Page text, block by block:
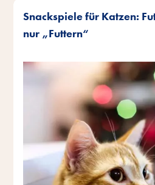
Snackspiele für Katzen:
nur „Futtern“